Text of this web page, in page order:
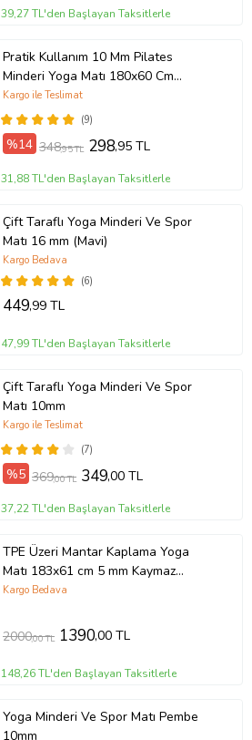
39,27 TL'den Başlayan Taksitlerle
Pratik Kullanım 10 Mm Pilates
Minderi Yoga Matı 180x60 Cm
Pembe
(9)
Kargo ile Teslimat
%14 348,95 TL 298,95 TL
31,88 TL'den Başlayan Taksitlerle
Çift Taraflı Yoga Minderi Ve Spor
Matı 16 mm (Mavi)
(6)
Kargo Bedava
449,99 TL
47,99 TL'den Başlayan Taksitlerle
Çift Taraflı Yoga Minderi Ve Spor
Matı 10mm
(7)
Kargo ile Teslimat
%5 369,00 TL 349,00 TL
37,22 TL'den Başlayan Taksitlerle
TPE Üzeri Mantar Kaplama Yoga
Matı 183x61 cm 5 mm Kaymaz
Pilates ve Fitness Matı
Kargo Bedava
2000,00 TL 1390,00 TL
148,26 TL'den Başlayan Taksitlerle
Yoga Minderi Ve Spor Matı Pembe
10mm